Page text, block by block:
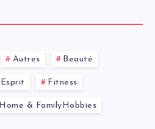
Autres Beauté
Esprit Fitness
Home & FamilyHobbies